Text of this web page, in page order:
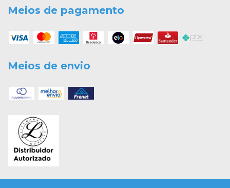
Meios de pagamento
Meios de envio